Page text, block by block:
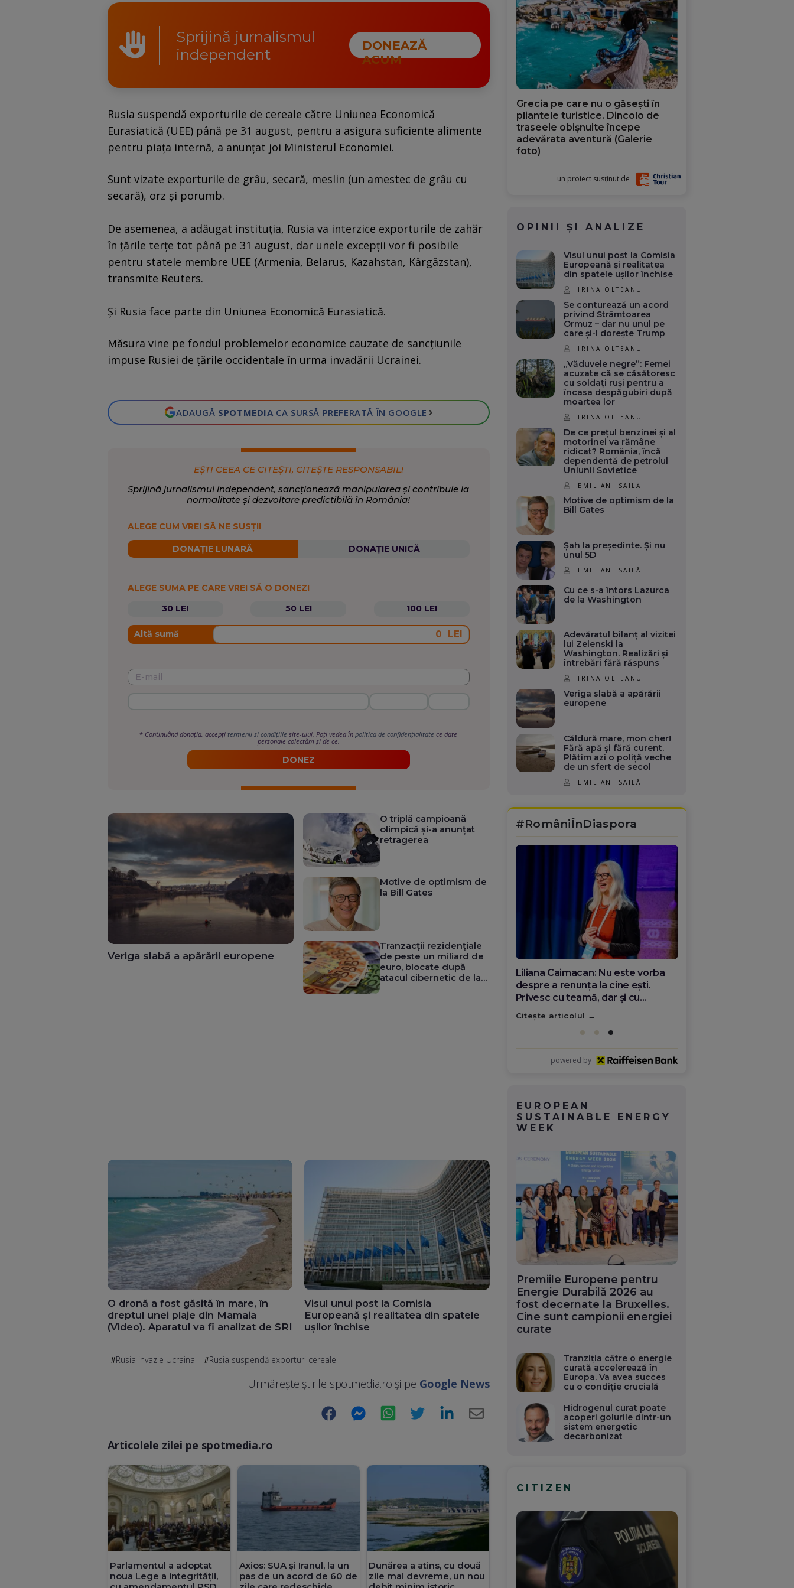
Sprijină jurnalismul
independent
DONEAZĂ
ACUM
Rusia suspendă exporturile de cereale către Uniunea Economică
Eurasiatică (UEE) până pe 31 august, pentru a asigura suficiente alimente
pentru piaţa internă, a anunţat joi Ministerul Economiei.
Sunt vizate exporturile de grâu, secară, meslin (un amestec de grâu cu
secară), orz şi porumb.
De asemenea, a adăugat instituţia, Rusia va interzice exporturile de zahăr
în ţările terţe tot până pe 31 august, dar unele excepţii vor fi posibile
pentru statele membre UEE (Armenia, Belarus, Kazahstan, Kârgâzstan),
transmite Reuters.
Şi Rusia face parte din Uniunea Economică Eurasiatică.
Măsura vine pe fondul problemelor economice cauzate de sancțiunile
impuse Rusiei de țările occidentale în urma invadării Ucrainei.
ADAUGĂ SPOTMEDIA CA SURSĂ PREFERATĂ ÎN GOOGLE ›
EȘTI CEEA CE CITEȘTI, CITEȘTE RESPONSABIL!
Sprijină jurnalismul independent, sancționează manipularea și contribuie la
normalitate și dezvoltare predictibilă în România!
ALEGE CUM VREI SĂ NE SUSȚII
DONAȚIE LUNARĂ DONAȚIE UNICĂ
ALEGE SUMA PE CARE VREI SĂ O DONEZI
30 LEI
50 LEI 100 LEI
Altă sumă LEI
* Continuând donația, accepțitermenii si condițiile site-ului. Poți vedea înpolitica de confidențialitate ce date
personale colectăm și de ce.
DONEZ
Veriga slabă a apărării europene
O triplă campioană
olimpică și-a anunțat
retragerea
Motive de optimism de
la Bill Gates
Tranzacții rezidențiale
de peste un miliard de
euro, blocate după
atacul cibernetic de la
O dronă a fost găsită în mare, în
dreptul unei plaje din Mamaia
(Video). Aparatul va fi analizat de SRI
Visul unui post la Comisia
Europeană și realitatea din spatele
ușilor închise
Rusia invazie Ucraina Rusia suspendă exporturi cereale
Urmărește știrile spotmedia.ro și pe Google News
Facebook Messenger WhatsApp Twitter LinkedIn
Articolele zilei pe spotmedia.ro
Parlamentul a adoptat
noua Lege a integrității,
Axios: SUA și Iranul, la un
pas de un acord de 60 de
Dunărea a atins, cu două
zile mai devreme, un nou
Grecia pe care nu o găsești în
pliantele turistice. Dincolo de
traseele obișnuite începe
adevărata aventură (Galerie
foto)
un proiect susținut de
OPINII ȘI ANALIZE
Visul unui post la Comisia
Europeană și realitatea
din spatele ușilor închise
IRINA OLTEANU
Se conturează un acord
privind Strâmtoarea
Ormuz – dar nu unul pe
care și-l dorește Trump
IRINA OLTEANU
„Văduvele negre”: Femei
acuzate că se căsătoresc
cu soldați ruși pentru a
încasa despăgubiri după
moartea lor
IRINA OLTEANU
De ce prețul benzinei și al
motorinei va rămâne
ridicat? România, încă
dependentă de petrolul
Uniunii Sovietice
EMILIAN ISAILĂ
Motive de optimism de la
Bill Gates
Șah la președinte. Și nu
unul 5D
EMILIAN ISAILĂ
Cu ce s-a întors Lazurca
de la Washington
Adevăratul bilanț al vizitei
lui Zelenski la
Washington. Realizări și
întrebări fără răspuns
IRINA OLTEANU
Veriga slabă a apărării
europene
Căldură mare, mon cher!
Fără apă și fără curent.
Plătim azi o poliță veche
de un sfert de secol
EMILIAN ISAILĂ
#RomâniÎnDiaspora
Diana Olar, românca de la Google
care demonstrează că diaspora
poate schimba România
Citește articolul
powered by
EUROPEAN
SUSTAINABLE ENERGY
WEEK
Premiile Europene pentru
Energie Durabilă 2026 au
fost decernate la Bruxelles.
Cine sunt campionii energiei
curate
Tranziția către o energie
curată accelerează în
Europa. Va avea succes
cu o condiție crucială
Hidrogenul curat poate
acoperi golurile dintr-un
sistem energetic
decarbonizat
CITIZEN